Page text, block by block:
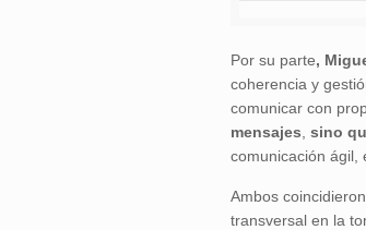
Por su parte,
coherencia y
comunicar con
mensajes ,sino
comunicación ágil,
Ambos
transversal en la